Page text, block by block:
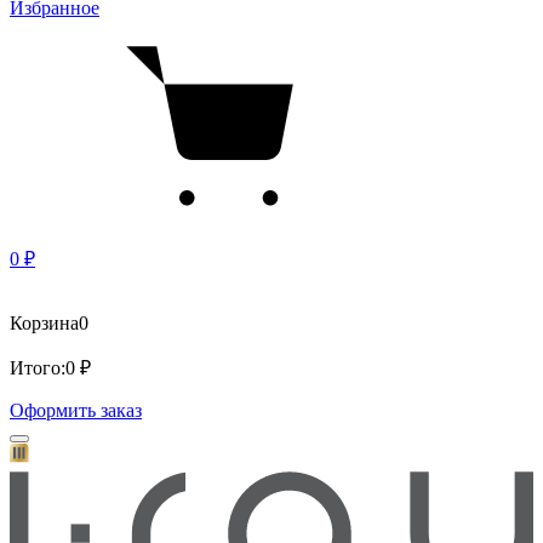
Избранное
0 ₽
Корзина0
Итого:0 ₽
Оформить заказ